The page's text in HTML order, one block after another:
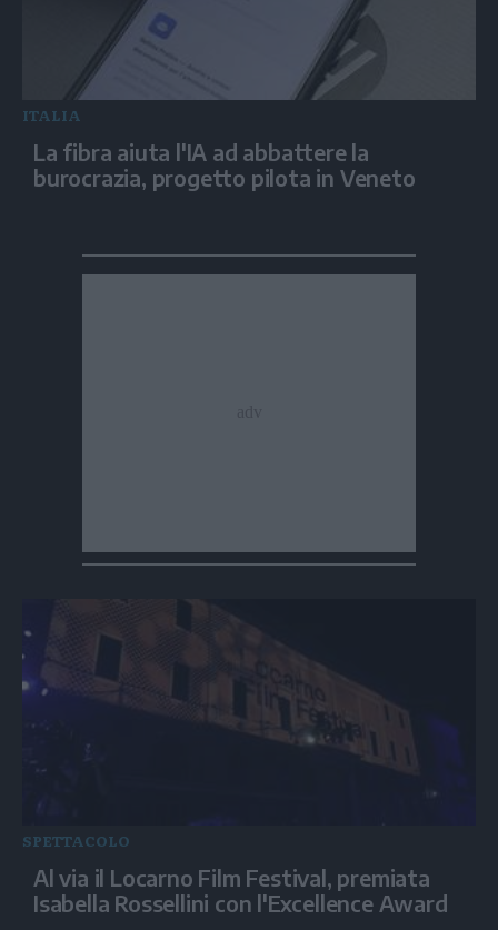
ITALIA
La fibra aiuta l'IA ad abbattere la
burocrazia, progetto pilota in Veneto
SPETTACOLO
Al via il Locarno Film Festival, premiata
Isabella Rossellini con l'Excellence Award